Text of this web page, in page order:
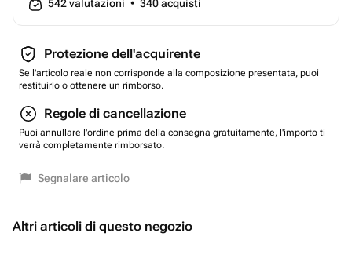
542valutazioni • 340acquisti
Protezione dell'acquirente
Se l'articolo reale non corrisponde alla composizione presentata, puoi
restituirlo o ottenere un rimborso.
Regole di cancellazione
Puoi annullare l'ordine prima della consegna gratuitamente, l'importo ti
verrà completamente rimborsato.
Segnalare articolo
Altri articoli di questo negozio